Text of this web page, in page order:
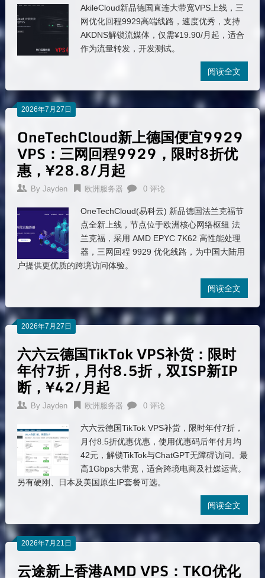
AkileCloud新品德国直连大带宽VPS上线，三
网优化回程9929高端线路，速度优秀，支持
AKDNS解锁流媒体，仅需¥19.90/月起，适合
作为流量转发，开发测试。
阅读全文
2026年7月27日
OneTechCloud新上德国便宜9929
VPS：三网回程9929，限时8折优
惠，¥28.8/月起
By Jayden 欧洲服务器 0 评论
OneTechCloud(易科云) 新品德国法兰克福节
点全新上线，节点位于欧洲核心网络枢纽 法
兰克福，采用 AMD EPYC 7K62 高性能处理
器，三网回程 9929 优化线路，为中国大陆用
户提供更优质的跨境访问体验。
阅读全文
2026年7月27日
六六云德国TikTok VPS补货：限时
年付7折，月付8.5折，双ISP新IP
断，¥42/月起
By Jayden 欧洲服务器 0 评论
六六云德国TikTok VPS补货，限时年付7折，
月付8.5折优惠优惠，使用优惠码后年付月均
42元，解锁TikTok与ChatGPT无障碍访问。最
高1Gbps大带宽，适合跨境电商及社媒运营。
另有硬刚、日本及美国原生IP套餐可选。
阅读全文
2026年7月21日
云途新上香港AMD VPS：TKO优化